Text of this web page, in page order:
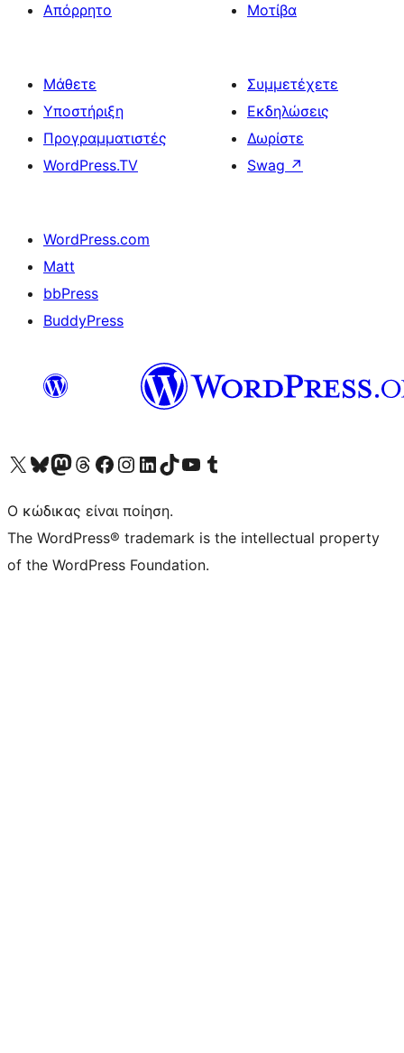
Απόρρητο
Μοτίβα
Μάθετε
Υποστήριξη
Προγραμματιστές
WordPress.TV
Συμμετέχετε
Εκδηλώσεις
Δωρίστε
Swag ↗
WordPress.com
Matt
bbPress
BuddyPress
Visit our X (formerly Twitter) account
Visit our Bluesky account
Επισκεφθείτε τον λογαριασμό μας στο Mastodon
Visit our Threads account
Επισκεφτείτε τη σελίδα μας στο Facebook
Επισκεφθείτε τον λογαριασμό μας Instagram
Επισκεφθείτε τον λογαριασμό μας LinkedIn
Visit our TikTok account
Visit our YouTube channel
Visit our Tumblr account
Ο κώδικας είναι ποίηση.
The WordPress® trademark is the intellectual property
of the WordPress Foundation.